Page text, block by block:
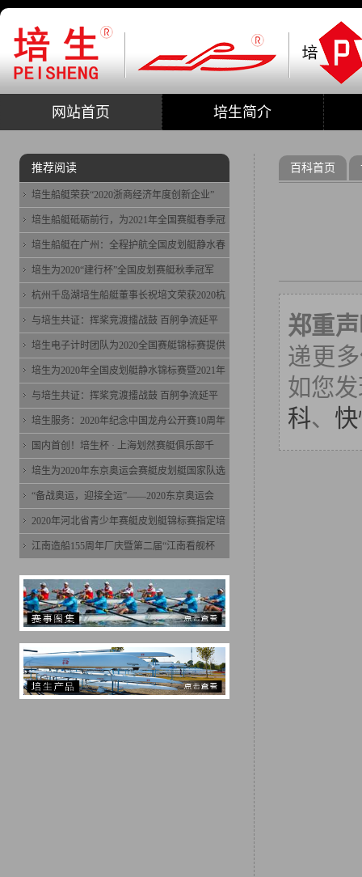
网站首页 培生简介
百科首页
郑重
递更
如您
科、
推荐阅读
培生船艇荣获“2020浙商经济年度创新企业”
培生船艇砥砺前行，为2021年全国赛艇春季冠
培生船艇在广州：全程护航全国皮划艇静水春
培生为2020“建行杯”全国皮划赛艇秋季冠军
杭州千岛湖培生船艇董事长祝培文荣获2020杭
与培生共证：挥桨竞渡擂战鼓 百舸争流延平
培生电子计时团队为2020全国赛艇锦标赛提供
培生为2020年全国皮划艇静水锦标赛暨2021年
与培生共证：挥桨竞渡擂战鼓 百舸争流延平
培生服务：2020年纪念中国龙舟公开赛10周年
国内首创！培生杯 · 上海划然赛艇俱乐部千
培生为2020年东京奥运会赛艇皮划艇国家队选
“备战奥运，迎接全运”——2020东京奥运会
2020年河北省青少年赛艇皮划艇锦标赛指定培
江南造船155周年厂庆暨第二届“江南看舰杯